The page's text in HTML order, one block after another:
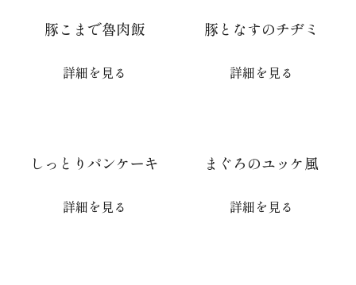
豚こまで魯肉飯
詳細を見る
豚となすのチヂミ
詳細を見る
しっとりパンケーキ
詳細を見る
まぐろのユッケ風
詳細を見る